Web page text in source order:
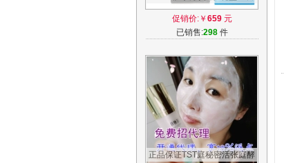
装美颜修护清洁现货发售
促销价:￥ 659元
已销售:298件
正品保证TST庭秘密活张庭酵